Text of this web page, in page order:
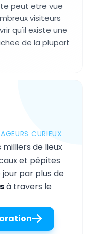
peut etre vue
visiteurs
qu'il existe une
de la plupart
CURIEUX
de lieux
et pépites
par plus de
à travers le